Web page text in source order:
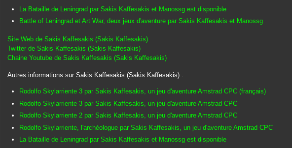
La Bataille de Leningrad par Sakis Kaffesakis et Manossg est disponible
Battle of Leningrad et Art War, deux jeux d'aventure par Sakis Kaffesakis et Manossg
Site Web de Sakis Kaffesakis (Sakis Kaffesakis)
Twitter de Sakis Kaffesakis (Sakis Kaffesakis)
Chaine Youtube de Sakis Kaffesakis (Sakis Kaffesakis)
Autres informations sur Sakis Kaffesakis (Sakis Kaffesakis) :
Rodolfo Skylarriente 3 par Sakis Kaffesakis, un jeu d'aventure Amstrad CPC (français)
Rodolfo Skylarriente 3 par Sakis Kaffesakis, un jeu d'aventure Amstrad CPC
Rodolfo Skylarriente 2 par Sakis Kaffesakis, un jeu d'aventure Amstrad CPC
Rodolfo Skylarriente, l'archéologue par Sakis Kaffesakis, un jeu d'aventure Amstrad CPC
La Bataille de Leningrad par Sakis Kaffesakis et Manossg est disponible